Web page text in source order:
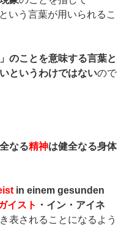
いう言葉が用いられるこ
」のことを意味する言葉と
というわけではないので
全なる精神は健全なる身体
in einem gesunden
イスト ・イン・アイネ
表されることになるよう